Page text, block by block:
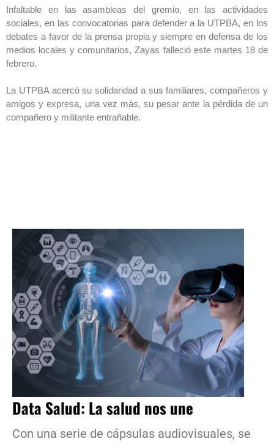
Infaltable en las asambleas del gremio, en las actividades
sociales, en las convocatorias para defender a la UTPBA, en los
debates a favor de la prensa propia y siempre en defensa de los
medios locales y comunitarios, Zayas falleció este martes 18 de
febrero.
La UTPBA acercó su solidaridad a sus familiares, compañeros y
amigos y expresa, una vez más, su pesar ante la pérdida de un
compañero y militante entrañable.
Data Salud: La salud nos une
Con una serie de cápsulas audiovisuales, se